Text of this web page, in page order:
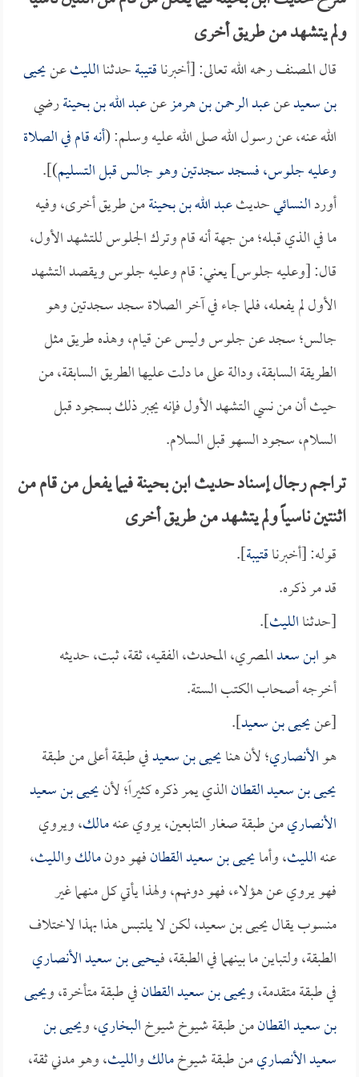
ولم يتشهد من طريق أخرى
قال المصنف رحمه الله تعالى: [أخبرناقتيبةحدثناالليثعنيحيى
بن سعيدعنعبد الرحمن بن هرمزعنعبد الله بن بحينةرضي
الله عنه، عن رسول الله صلى الله عليه وسلم: (أنه قام في الصلاة
وعليه جلوس، فسجد سجدتين وهو جالس قبل التسليم)].
أوردالنسائيحديثعبد الله بن بحينةمن طريق أخرى، وفيه
ما في الذي قبله؛ من جهة أنه قام وترك الجلوس للتشهد الأول،
قال: [وعليه جلوس] يعني: قام وعليه جلوس ويقصد التشهد
الأول لم يفعله، فلما جاء في آخر الصلاة سجد سجدتين وهو
جالس؛ سجد عن جلوس وليس عن قيام، وهذه طريق مثل
الطريقة السابقة، ودالة على ما دلت عليها الطريق السابقة، من
حيث أن من نسي التشهد الأول فإنه يجبر ذلك بسجود قبل
السلام، سجود السهو قبل السلام.
تراجم رجال إسناد حديث ابن بحينة فيما يفعل من قام من
اثنتين ناسياً ولم يتشهد من طريق أخرى
قوله: [أخبرناقتيبة].
قد مر ذكره.
[حدثناالليث].
هوابن سعدالمصري، المحدث، الفقيه، ثقة، ثبت، حديثه
أخرجه أصحاب الكتب الستة.
[عنيحيى بن سعيد].
هوالأنصاري؛ لأن هنايحيى بن سعيدفي طبقة أعلى من طبقة
يحيى بن سعيد القطانالذي يمر ذكره كثيراً؛ لأنيحيى بن سعيد
الأنصاريمن طبقة صغار التابعين، يروي عنهمالك، ويروي
عنهالليث، وأمايحيى بن سعيد القطانفهو دونمالكوالليث،
فهو يروي عن هؤلاء، فهو دونهم، ولهذا يأتي كل منهما غير
منسوب يقال يحيى بن سعيد، لكن لا يلتبس هذا بهذا لاختلاف
الطبقة، ولتباين ما بينهما في الطبقة، فـيحيى بن سعيد الأنصاري
في طبقة متقدمة، ويحيى بن سعيد القطانفي طبقة متأخرة، ويحيى
بن سعيد القطانمن طبقة شيوخ شيوخالبخاري، ويحيى بن
سعيد الأنصاريمن طبقة شيوخمالكوالليث، وهو مدني ثقة،